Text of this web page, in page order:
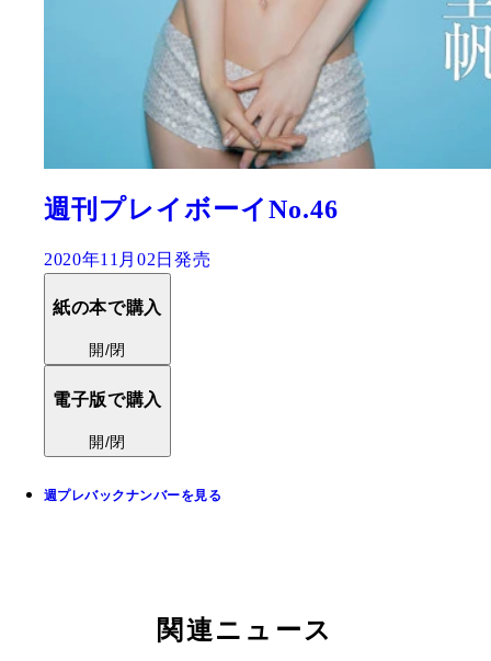
週刊プレイボーイNo.46
2020年11月02日発売
紙の本で購入
開/閉
電子版で購入
開/閉
週プレバックナンバーを見る
関連ニュース